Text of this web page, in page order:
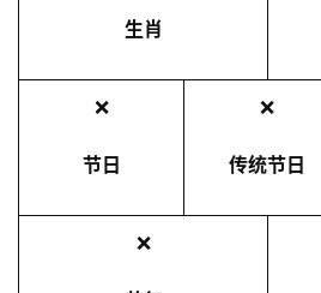
生肖
❌
节日
❌
传统节日
❌